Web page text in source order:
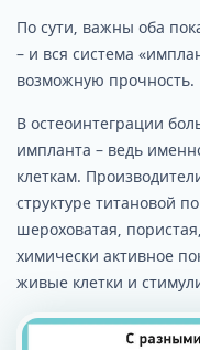
По сути, важны оба
– и вся система
возможную прочность.
В остеоинтеграции
импланта – ведь
клеткам.
структуре титановой
шероховатая,
химически активное
живые клетки и